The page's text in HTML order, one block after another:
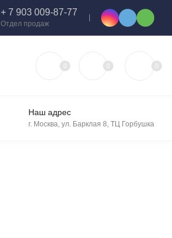
+ 7 903 009-87-77
Отдел продаж
0 0 0
Наш адрес
г. Москва, ул. Барклая 8, ТЦ Горбушка